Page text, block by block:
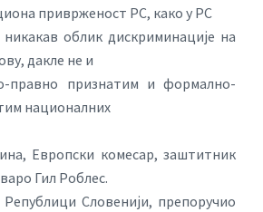
приврженост РС, како у РС
облик дискриминације на
дакле не и
правно признатим и формално-
националних
Европски комесар, заштитник
Гил Роблес.
Словенији, препоручио